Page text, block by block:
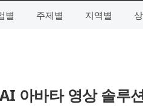
별 주제별 지역별
아바타 영상 솔루